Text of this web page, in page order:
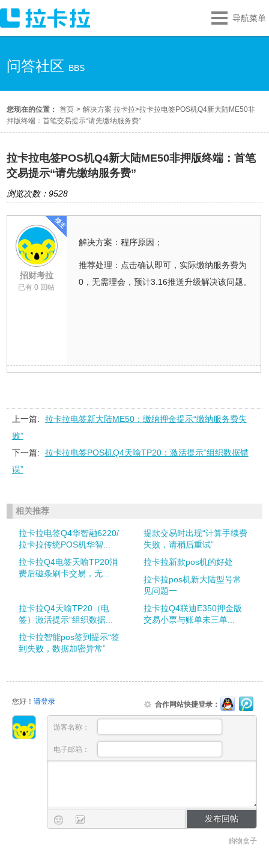
导航菜单
问答社区 BBS
您现在的位置： 首页 > 解决方案 拉卡拉>拉卡拉电签POS机Q4新大陆ME50非
押版终端：首笔交易提示“请先缴纳服务费”
拉卡拉电签POS机Q4新大陆ME50非押版终端：首笔
交易提示“请先缴纳服务费”
浏览次数：9528
招财考拉
已有 0 回帖
解决方案：程序原因；
推荐处理：点击确认即可，实际缴纳服务费为
0，无需理会，预计3.16推送升级解决该问题。
上一篇:
拉卡拉电签新大陆ME50：缴纳押金提示“缴纳服务费失
败”
下一篇:
拉卡拉电签POS机Q4天喻TP20：激活提示“组织数据错
误”
相关推荐
拉卡拉电签Q4华智融6220/
拉卡拉传统POS机华智...
提款交易时出现“计算手续费
失败，请稍后重试”
拉卡拉Q4电签天喻TP20消
费后磁条刷卡交易，无...
拉卡拉新款pos机的好处
拉卡拉pos机新大陆型号常
见问题一
拉卡拉Q4天喻TP20（电
签）激活提示“组织数据...
拉卡拉Q4联迪E350押金版
交易小票与账单未三单...
拉卡拉智能pos签到提示“签
到失败，数据加密异常”
您好！ 请登录 合作网站快捷登录：
游客名称：
电子邮箱：
购物盒子